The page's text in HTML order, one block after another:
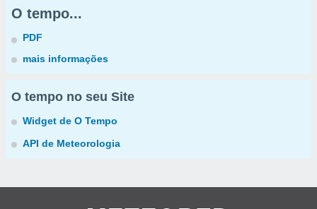
O tempo...
PDF
mais informações
O tempo no seu Site
Widget de O Tempo
API de Meteorologia